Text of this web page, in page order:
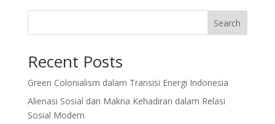
Search
Recent Posts
Green Colonialism dalam Transisi Energi Indonesia
Alienasi Sosial dan Makna Kehadiran dalam Relasi
Sosial Modern